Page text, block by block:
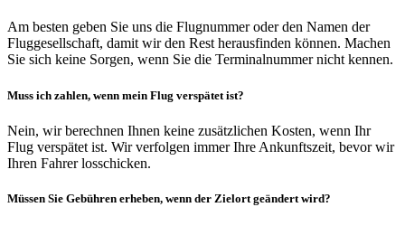
Am besten geben Sie uns die Flugnummer oder den Namen der
Fluggesellschaft, damit wir den Rest herausfinden können. Machen
Sie sich keine Sorgen, wenn Sie die Terminalnummer nicht kennen.
Muss ich zahlen, wenn mein Flug verspätet ist?
Nein, wir berechnen Ihnen keine zusätzlichen Kosten, wenn Ihr
Flug verspätet ist. Wir verfolgen immer Ihre Ankunftszeit, bevor wir
Ihren Fahrer losschicken.
Müssen Sie Gebühren erheben, wenn der Zielort geändert wird?